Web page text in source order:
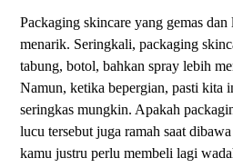
Packaging skincare yang gemas
menarik. Seringkali, packaging
tabung, botol, bahkan spray lebih
Namun, ketika bepergian, pasti kita
seringkas mungkin. Apakah
lucu tersebut juga ramah saat
kamu justru perlu membeli lagi